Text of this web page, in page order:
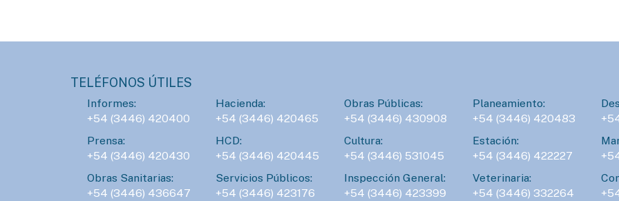
TELÉFONOS ÚTILES
Informes:
+54 (3446) 420400
Hacienda:
+54 (3446) 420465
Obras Públicas:
+54 (3446) 430908
Planeamiento:
+54 (3446) 420483
Prensa:
+54 (3446) 420430
HCD:
+54 (3446) 420445
Cultura:
+54 (3446) 531045
Estación:
+54 (3446) 422227
Obras Sanitarias:
+54 (3446) 436647
Servicios Públicos:
+54 (3446) 423176
Inspección General:
+54 (3446) 423399
Veterinaria:
+54 (3446) 332264